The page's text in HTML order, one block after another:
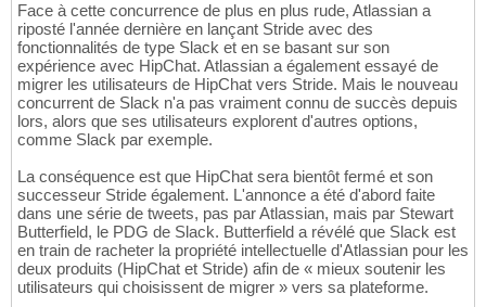
Face à cette concurrence de plus en plus rude, Atlassian a
riposté l'année dernière en lançant Stride avec des
fonctionnalités de type Slack et en se basant sur son
expérience avec HipChat. Atlassian a également essayé de
migrer les utilisateurs de HipChat vers Stride. Mais le nouveau
concurrent de Slack n'a pas vraiment connu de succès depuis
lors, alors que ses utilisateurs explorent d'autres options,
comme Slack par exemple.
La conséquence est que HipChat sera bientôt fermé et son
successeur Stride également. L'annonce a été d'abord faite
dans une série de tweets, pas par Atlassian, mais par Stewart
Butterfield, le PDG de Slack. Butterfield a révélé que Slack est
en train de racheter la propriété intellectuelle d'Atlassian pour les
deux produits (HipChat et Stride) afin de « mieux soutenir les
utilisateurs qui choisissent de migrer » vers sa plateforme.